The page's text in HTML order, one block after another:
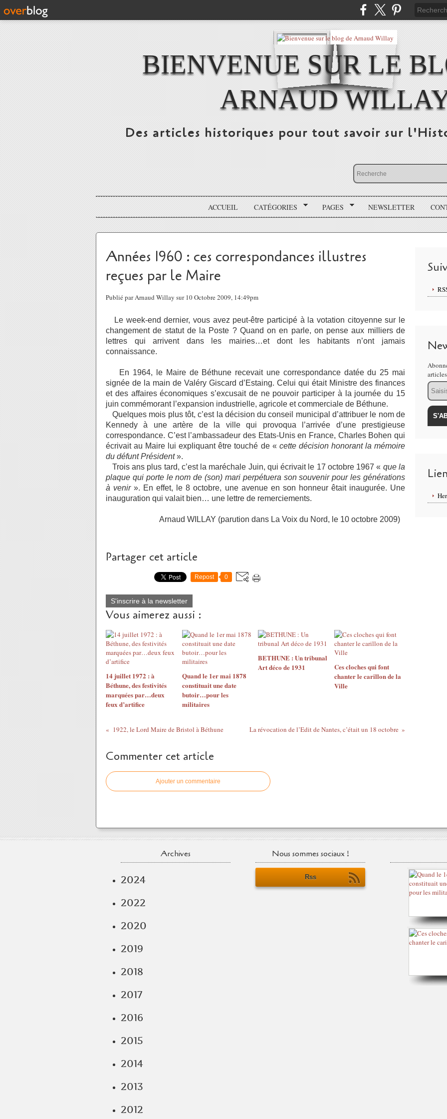
BIENVENUE SUR LE
ARNAUD
Des articles historiques pour tout savoir sur
ACCUEIL CATÉGORIES PAGES NEWSLETTER
Années 1960 : ces correspondances illustres
reçues par le Maire
Publié par Arnaud Willay sur 10 Octobre 2009, 14:49pm
Le week-end dernier, vous avez peut-être participé à la votation citoyenne sur le
changement de statut de la Poste ? Quand on en parle, on pense aux milliers de
lettres qui arrivent dans les mairies…et dont les habitants n’ont jamais
connaissance.
En 1964, le Maire de Béthune recevait une correspondance datée du 25 mai
signée de la main de Valéry Giscard d’Estaing. Celui qui était Ministre des finances
et des affaires économiques s’excusait de ne pouvoir participer à la journée du 15
juin commémorant l’expansion industrielle, agricole et commerciale de Béthune.
Quelques mois plus tôt, c’est la décision du conseil municipal d’attribuer le nom de
Kennedy à une artère de la ville qui provoqua l’arrivée d’une prestigieuse
correspondance. C’est l’ambassadeur des Etats-Unis en France, Charles Bohen qui
écrivait au Maire lui expliquant être touché de « cette décision honorant la mémoire
du défunt Président».
Trois ans plus tard, c’est la maréchale Juin, qui écrivait le 17 octobre 1967 « que la
plaque qui porte le nom de (son) mari perpétuera son souvenir pour les générations
à venir». En effet, le 8 octobre, une avenue en son honneur êtait inaugurée. Une
inauguration qui valait bien… une lettre de remerciements.
Arnaud WILLAY (parution dans La Voix du Nord, le 10 octobre 2009)
Partager cet article
Repost 0
S'inscrire à la newsletter
Vous aimerez aussi :
14 juillet 1972 : à
Béthune, des festivités
marquées par…deux
feux d’artifice
Quand le 1er mai 1878
constituait une date
butoir…pour les
militaires
BETHUNE : Un tribunal
Art déco de 1931
Ces cloches qui font
chanter le carillon de la
Ville
1922, le Lord Maire de Bristol à Béthune La révocation de l’Edit de Nantes, c’était un 18 octobre
Commenter cet article
Ajouter un commentaire
Email
Archives
2024
2022
2020
2019
2018
2017
2016
2015
2014
2013
2012
Nous sommes sociaux !
Rss